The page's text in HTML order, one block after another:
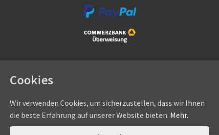
Copyright © byeadams.de/eADAMS GmbH- Sommer-, Nice-,
Cookies
Wir verwenden Cookies, um sicherzustellen, dass wir Ihnen
die beste Erfahrung auf unserer Website bieten. Mehr.